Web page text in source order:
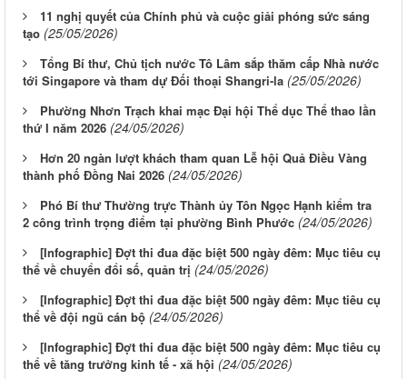
11 nghị quyết của Chính phủ và cuộc giải phóng sức sáng
tạo (25/05/2026)
Tổng Bí thư, Chủ tịch nước Tô Lâm sắp thăm cấp Nhà nước
tới Singapore và tham dự Đối thoại Shangri-la (25/05/2026)
Phường Nhơn Trạch khai mạc Đại hội Thể dục Thể thao lần
thứ I năm 2026 (24/05/2026)
Hơn 20 ngàn lượt khách tham quan Lễ hội Quả Điều Vàng
thành phố Đồng Nai 2026 (24/05/2026)
Phó Bí thư Thường trực Thành ủy Tôn Ngọc Hạnh kiểm tra
2 công trình trọng điểm tại phường Bình Phước (24/05/2026)
[Infographic] Đợt thi đua đặc biệt 500 ngày đêm: Mục tiêu cụ
thể về chuyển đổi số, quản trị (24/05/2026)
[Infographic] Đợt thi đua đặc biệt 500 ngày đêm: Mục tiêu cụ
thể về đội ngũ cán bộ (24/05/2026)
[Infographic] Đợt thi đua đặc biệt 500 ngày đêm: Mục tiêu cụ
thể về tăng trưởng kinh tế - xã hội (24/05/2026)